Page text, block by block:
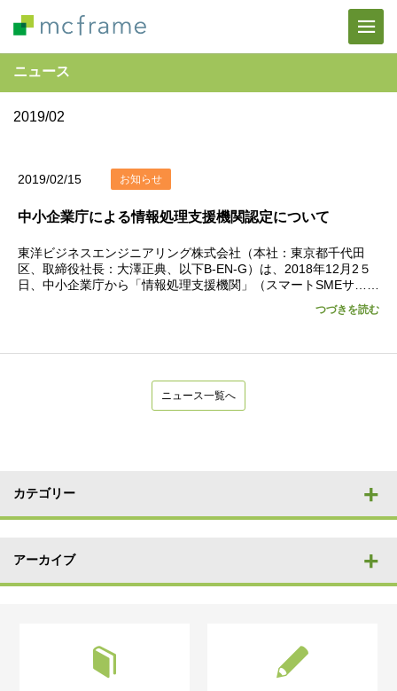
ニュース
2019/02
2019/02/15 お知らせ
中小企業庁による情報処理支援機関認定について
東洋ビジネスエンジニアリング株式会社（本社：東京都千代田
区、取締役社長：大澤正典、以下B-EN-G）は、2018年12月2５
日、中小企業庁から「情報処理支援機関」（スマートSMEサ……
つづきを読む
ニュース一覧へ
カテゴリー
アーカイブ